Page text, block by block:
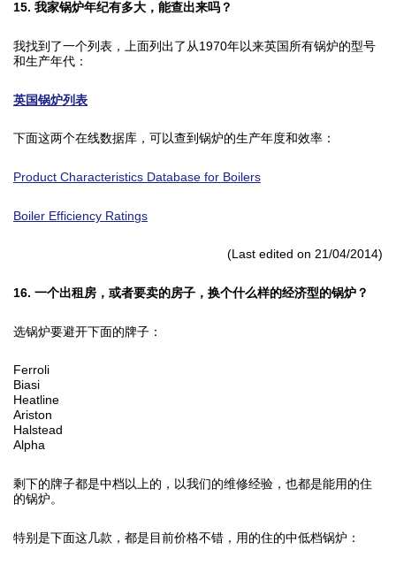
15. 我家锅炉年纪有多大，能查出来吗？
我找到了一个列表，上面列出了从1970年以来英国所有锅炉的型号
和生产年代：
英国锅炉列表
下面这两个在线数据库，可以查到锅炉的生产年度和效率：
Product Characteristics Database for Boilers
Boiler Efficiency Ratings
(Last edited on 21/04/2014)
16. 一个出租房，或者要卖的房子，换个什么样的经济型的锅炉？
选锅炉要避开下面的牌子：
Ferroli
Biasi
Heatline
Ariston
Halstead
Alpha
剩下的牌子都是中档以上的，以我们的维修经验，也都是能用的住
的锅炉。
特别是下面这几款，都是目前价格不错，用的住的中低档锅炉：